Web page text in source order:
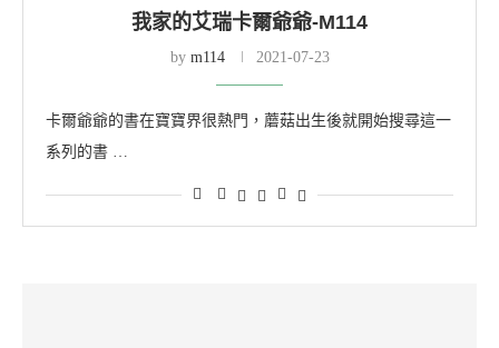
我家的艾瑞卡爾爺爺-M114
by m114 2021-07-23
卡爾爺爺的書在寶寶界很熱門，蘑菇出生後就開始搜尋這一
系列的書 …